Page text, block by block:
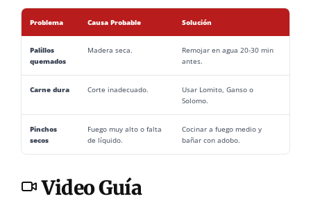
Problema Causa Probable Solución
Palillos
quemados
Madera seca.
Remojar en agua 20-30 min
antes.
Carne dura Corte inadecuado.
Usar Lomito, Ganso o
Solomo.
Pinchos
secos
Fuego muy alto o falta
de líquido.
Cocinar a fuego medio y
bañar con adobo.
Video Guía